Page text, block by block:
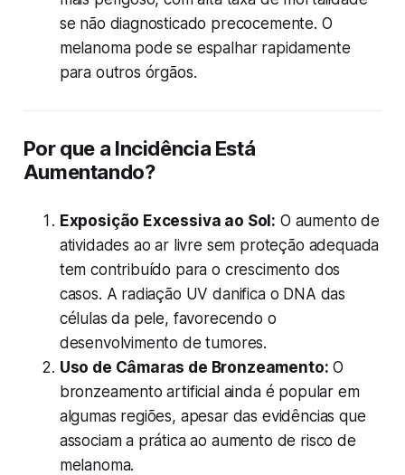
se não diagnosticado precocemente. O
melanoma pode se espalhar rapidamente
para outros órgãos.
Por que a Incidência Está
Aumentando?
Exposição Excessiva ao Sol: O aumento de
atividades ao ar livre sem proteção adequada
tem contribuído para o crescimento dos
casos. A radiação UV danifica o DNA das
células da pele, favorecendo o
desenvolvimento de tumores.
Uso de Câmaras de Bronzeamento: O
bronzeamento artificial ainda é popular em
algumas regiões, apesar das evidências que
associam a prática ao aumento de risco de
melanoma.